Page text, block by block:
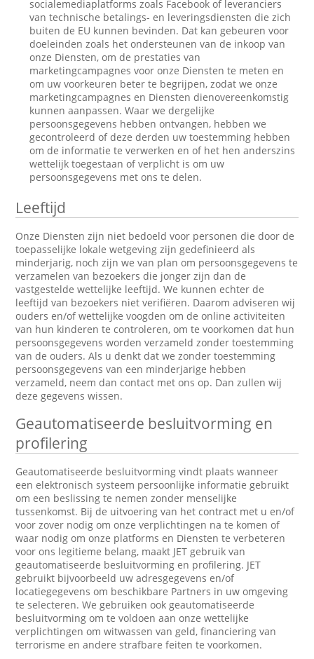
socialemediaplatforms zoals Facebook of leveranciers
van technische betalings- en leveringsdiensten die zich
buiten de EU kunnen bevinden. Dat kan gebeuren voor
doeleinden zoals het ondersteunen van de inkoop van
onze Diensten, om de prestaties van
marketingcampagnes voor onze Diensten te meten en
om uw voorkeuren beter te begrijpen, zodat we onze
marketingcampagnes en Diensten dienovereenkomstig
kunnen aanpassen. Waar we dergelijke
persoonsgegevens hebben ontvangen, hebben we
gecontroleerd of deze derden uw toestemming hebben
om de informatie te verwerken en of het hen anderszins
wettelijk toegestaan of verplicht is om uw
persoonsgegevens met ons te delen.
Leeftijd
Onze Diensten zijn niet bedoeld voor personen die door de
toepasselijke lokale wetgeving zijn gedefinieerd als
minderjarig, noch zijn we van plan om persoonsgegevens te
verzamelen van bezoekers die jonger zijn dan de
vastgestelde wettelijke leeftijd. We kunnen echter de
leeftijd van bezoekers niet verifiëren. Daarom adviseren wij
ouders en/of wettelijke voogden om de online activiteiten
van hun kinderen te controleren, om te voorkomen dat hun
persoonsgegevens worden verzameld zonder toestemming
van de ouders. Als u denkt dat we zonder toestemming
persoonsgegevens van een minderjarige hebben
verzameld, neem dan contact met ons op. Dan zullen wij
deze gegevens wissen.
Geautomatiseerde besluitvorming en
profilering
Geautomatiseerde besluitvorming vindt plaats wanneer
een elektronisch systeem persoonlijke informatie gebruikt
om een beslissing te nemen zonder menselijke
tussenkomst. Bij de uitvoering van het contract met u en/of
voor zover nodig om onze verplichtingen na te komen of
waar nodig om onze platforms en Diensten te verbeteren
voor ons legitieme belang, maakt JET gebruik van
geautomatiseerde besluitvorming en profilering. JET
gebruikt bijvoorbeeld uw adresgegevens en/of
locatiegegevens om beschikbare Partners in uw omgeving
te selecteren. We gebruiken ook geautomatiseerde
besluitvorming om te voldoen aan onze wettelijke
verplichtingen om witwassen van geld, financiering van
terrorisme en andere strafbare feiten te voorkomen.